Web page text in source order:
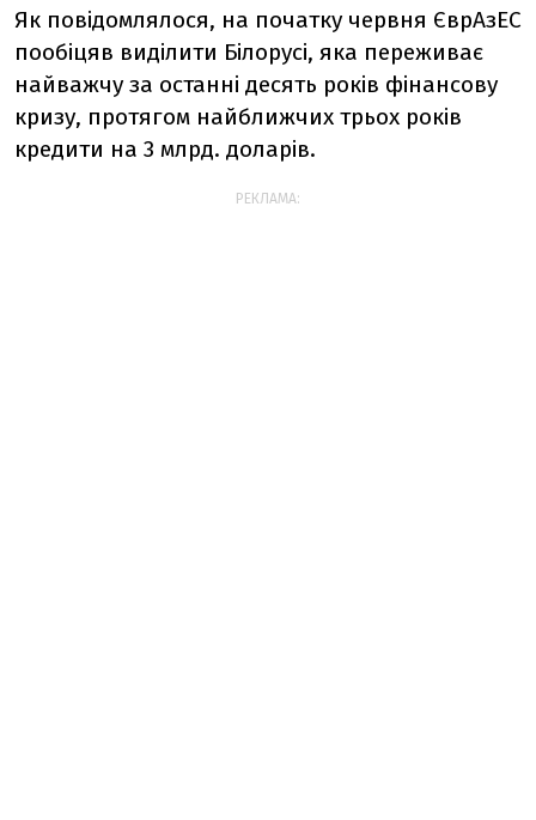
Як повідомлялося, на початку червня ЄврАзЕС
пообіцяв виділити Білорусі, яка переживає
найважчу за останні десять років фінансову
кризу, протягом найближчих трьох років
кредити на 3 млрд. доларів.
РЕКЛАМА: